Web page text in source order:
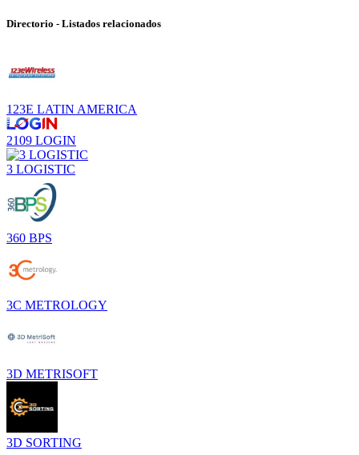
Directorio - Listados relacionados
123E LATIN AMERICA
2109 LOGIN
3 LOGISTIC
360 BPS
3C METROLOGY
3D METRISOFT
3D SORTING